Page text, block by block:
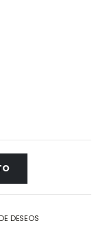
DESEOS